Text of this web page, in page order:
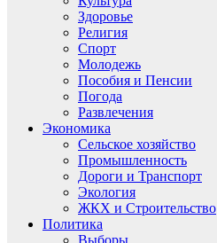
Здоровье
Религия
Спорт
Молодежь
Пособия и Пенсии
Погода
Развлечения
Экономика
Сельское хозяйство
Промышленность
Дороги и Транспорт
Экология
ЖКХ и Строительство
Политика
Выборы